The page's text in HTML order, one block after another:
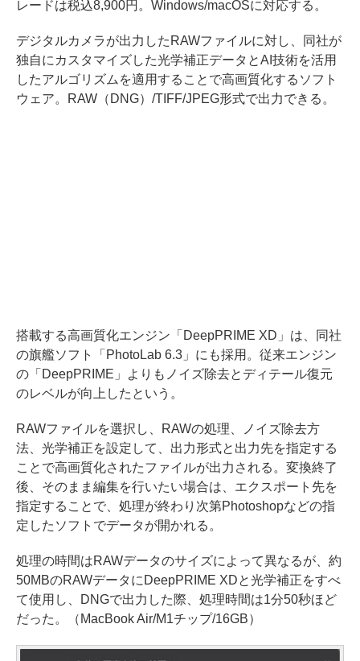
レードは税込8,900円。Windows/macOSに対応する。
デジタルカメラが出力したRAWファイルに対し、同社が
独自にカスタマイズした光学補正データとAI技術を活用
したアルゴリズムを適用することで高画質化するソフト
ウェア。RAW（DNG）/TIFF/JPEG形式で出力できる。
搭載する高画質化エンジン「DeepPRIME XD」は、同社
の旗艦ソフト「PhotoLab 6.3」にも採用。従来エンジン
の「DeepPRIME」よりもノイズ除去とディテール復元
のレベルが向上したという。
RAWファイルを選択し、RAWの処理、ノイズ除去方
法、光学補正を設定して、出力形式と出力先を指定する
ことで高画質化されたファイルが出力される。変換終了
後、そのまま編集を行いたい場合は、エクスポート先を
指定することで、処理が終わり次第Photoshopなどの指
定したソフトでデータが開かれる。
処理の時間はRAWデータのサイズによって異なるが、約
50MBのRAWデータにDeepPRIME XDと光学補正をすべ
て使用し、DNGで出力した際、処理時間は1分50秒ほど
だった。（MacBook Air/M1チップ/16GB）